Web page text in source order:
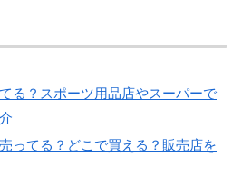
る？スポーツ用品店やスーパーで
ってる？どこで買える？販売店を